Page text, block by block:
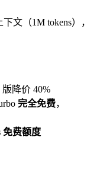
文（1M tokens），
版降价 40%
完全免费，
免费额度